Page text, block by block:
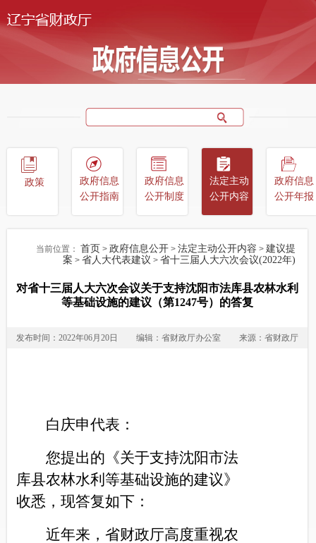
政策
政府信息
公开指南
政府信息
公开制度
法定主动
公开内容
政府信息
公开年报
当前位置： 首页 > 政府信息公开> 法定主动公开内容 > 建议提
案 > 省人大代表建议 > 省十三届人大六次会议(2022年)
对省十三届人大六次会议关于支持沈阳市法库县农林水利
等基础设施的建议（第1247号）的答复
发布时间：2022年06月20日 编辑：省财政厅办公室 来源：省财政厅
白庆申代表：
您提出的《关于支持沈阳市法
库县农林水利等基础设施的建议》
收悉，现答复如下：
近年来，省财政厅高度重视农